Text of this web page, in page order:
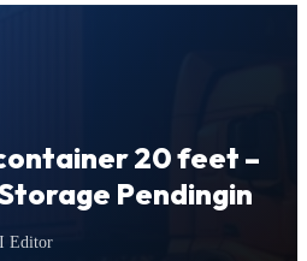
20 feet –
Pendingin
Editor